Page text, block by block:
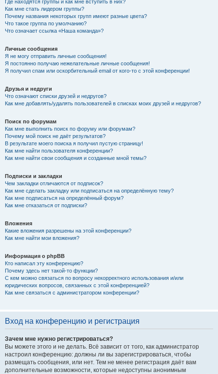
Где находятся группы и как мне вступить в них?
Как мне стать лидером группы?
Почему названия некоторых групп имеют разные цвета?
Что такое группа по умолчанию?
Что означает ссылка «Наша команда»?
Личные сообщения
Я не могу отправить личные сообщения!
Я постоянно получаю нежелательные личные сообщения!
Я получил спам или оскорбительный email от кого-то с этой конференции!
Друзья и недруги
Что означают списки друзей и недругов?
Как мне добавлять/удалять пользователей в списках моих друзей и недругов?
Поиск по форумам
Как мне выполнить поиск по форуму или форумам?
Почему мой поиск не даёт результатов?
В результате моего поиска я получил пустую страницу!
Как мне найти пользователя конференции?
Как мне найти свои сообщения и созданные мной темы?
Подписки и закладки
Чем закладки отличаются от подписок?
Как мне сделать закладку или подписаться на определённую тему?
Как мне подписаться на определённый форум?
Как мне отказаться от подписки?
Вложения
Какие вложения разрешены на этой конференции?
Как мне найти мои вложения?
Информация о phpBB
Кто написал эту конференцию?
Почему здесь нет такой-то функции?
С кем можно связаться по вопросу некорректного использования и/или
юридических вопросов, связанных с этой конференцией?
Как мне связаться с администратором конференции?
Вход на конференцию и регистрация
Зачем мне нужно регистрироваться?
Вы можете этого и не делать. Всё зависит от того, как администратор
настроил конференцию: должны ли вы зарегистрироваться, чтобы
размещать сообщения, или нет. Тем не менее регистрация даёт вам
дополнительные возможности, которые недоступны анонимным